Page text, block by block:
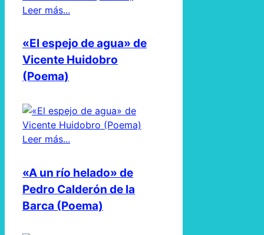
Leer más...
«El espejo de agua» de
Vicente Huidobro
(Poema)
Leer más...
«A un río helado» de
Pedro Calderón de la
Barca (Poema)